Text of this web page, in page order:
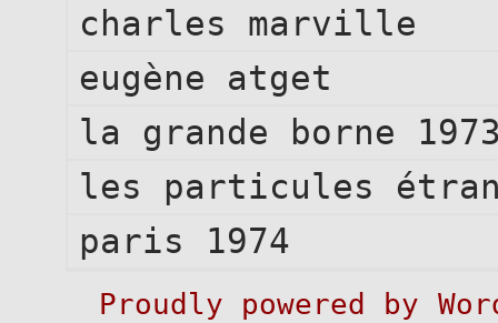
charles marville
eugène atget
la grande borne
les particules
paris 1974
Proudly powered by